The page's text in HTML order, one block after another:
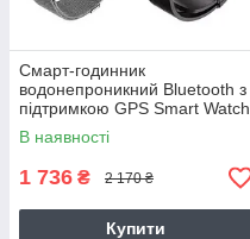
Смарт-годинник
водонепроникний Bluetooth з
підтримкою GPS Smart Watch
Remax WATCH21 Ultra thin
В наявності
1 736 ₴ 2 170 ₴
Купити